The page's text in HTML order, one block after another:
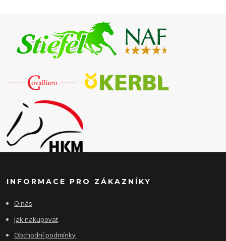
INFORMACE PRO ZÁKAZNÍKY
O nás
Jak nakupovat
Obchodní podmínky